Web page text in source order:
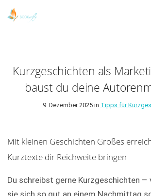
Kurzgeschichten als
baust du deine
9. Dezember 2025 in Tipps für
Mit kleinen Geschichten Großes
Kurztexte dir Reichweite bringen
Du schreibst gerne Kurzgeschichten –